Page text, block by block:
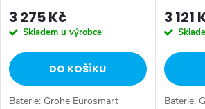
3 275 Kč
Skladem u výrobce
DO KOŠÍKU
Baterie: Grohe Eurosmart
3 121
Baterie: